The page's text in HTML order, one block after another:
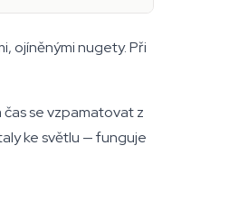
ojíněnými nugety. Při
se vzpamatovat z
ke světlu — funguje